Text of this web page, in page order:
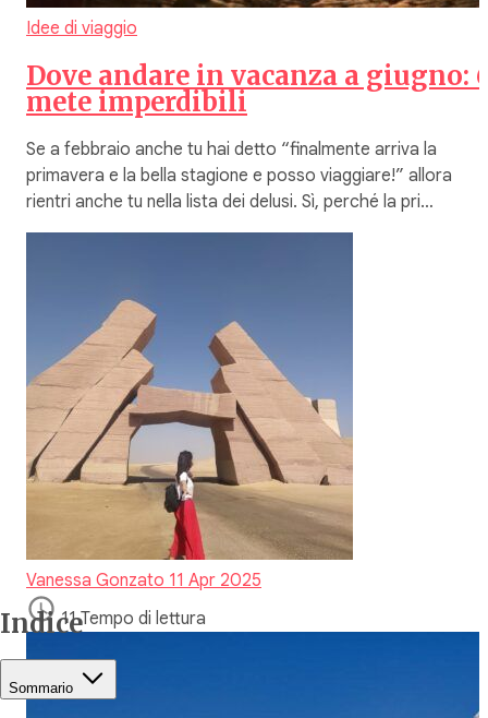
Indice
Sommario
Idee di viaggio
Dove andare in vacanza a giugno:
mete imperdibili
Se a febbraio anche tu hai detto “finalmente arriva la
primavera e la bella stagione e posso viaggiare!” allora
rientri anche tu nella lista dei delusi. Sì, perché la pri…
Vanessa Gonzato 11 Apr 2025
11 Tempo di lettura